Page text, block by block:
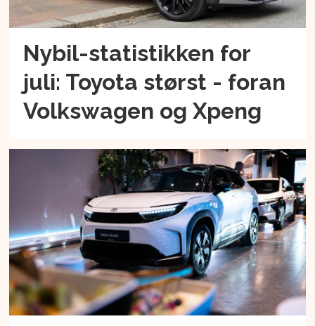
Nybil-statistikken for
juli: Toyota størst - foran
Volkswagen og Xpeng